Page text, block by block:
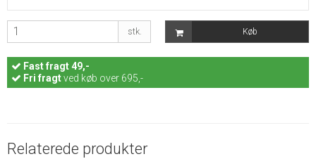
stk. Køb
Fastfragt 49,-
Fri fragtved køb over 695,-
Relaterede produkter